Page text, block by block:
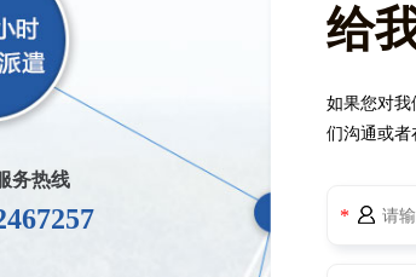
务热线
给
如果您对我
们沟通或者